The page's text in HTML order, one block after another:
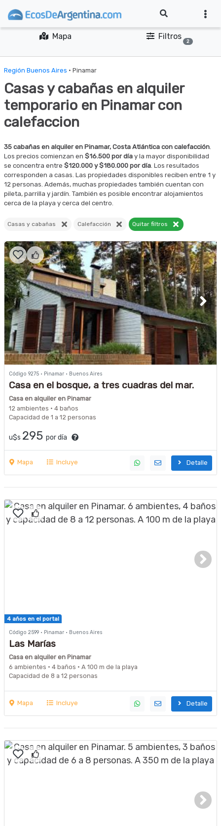
Mapa Filtros
2
Región Buenos Aires · Pinamar
Casas y cabañas en alquiler
temporario en Pinamar con
calefaccion
35 cabañas en alquiler en Pinamar, Costa Atlántica con calefacción.
Los precios comienzan en $16.500 por día y la mayor disponibilidad
se concentra entre $120.000 y $180.000 por día. Los resultados
corresponden a casas. Las propiedades disponibles reciben entre 1 y
12 personas. Además, muchas propiedades también cuentan con
pileta, parrilla y jardín. También es posible encontrar alojamientos
cerca de la playa y cerca del centro.
Casas y cabañas Calefacción Quitar filtros
Código 9275 · Pinamar · Buenos Aires
Casa en el bosque, a tres cuadras del mar.
Casa en alquiler en Pinamar
12 ambientes · 4 baños
Capacidad de 1 a 12 personas
u$s 295 por día
Mapa Incluye Detalle
4 años en el portal
Código 2599 · Pinamar · Buenos Aires
Las Marías
Casa en alquiler en Pinamar
6 ambientes · 4 baños · A 100 m de la playa
Capacidad de 8 a 12 personas
Mapa Incluye Detalle